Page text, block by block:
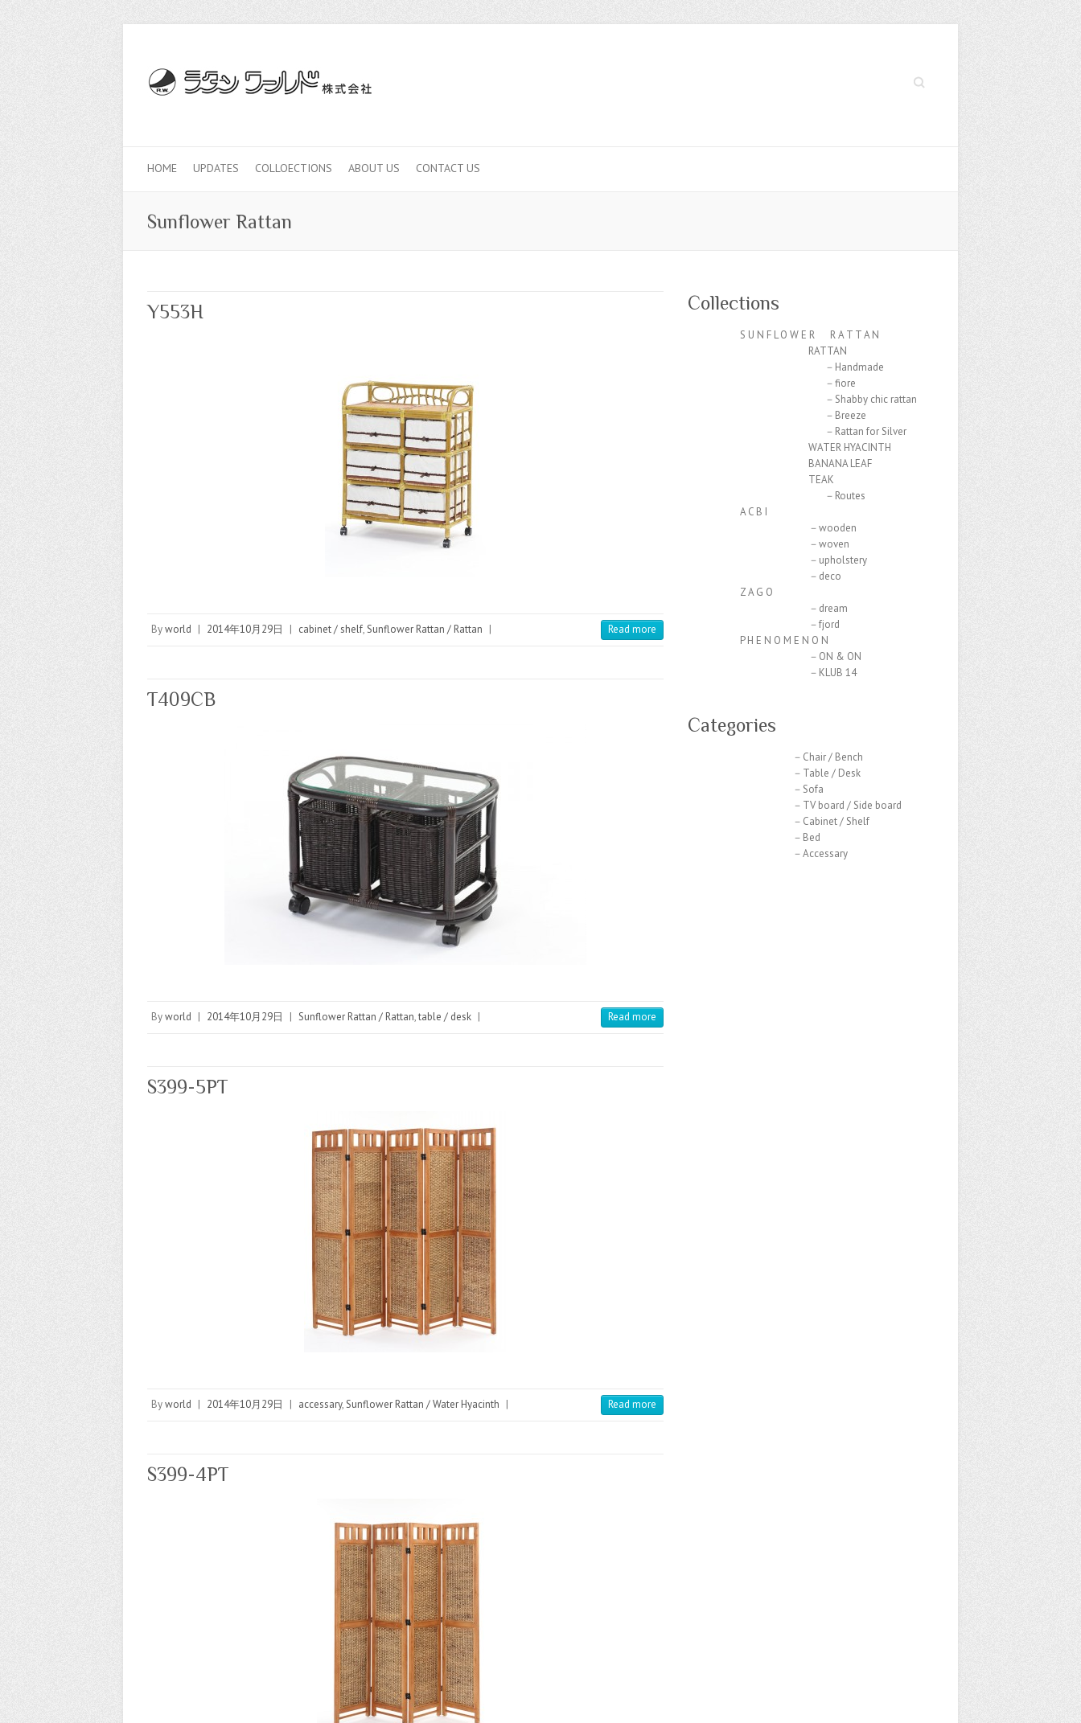
Search
HOME UPDATES COLLOECTIONS ABOUT US CONTACT US
Sunflower Rattan
Y553H
Byworld | 2014年10月29日 | cabinet / shelf,Sunflower Rattan / Rattan | Read more
T409CB
Byworld | 2014年10月29日 | Sunflower Rattan / Rattan,table / desk | Read more
S399-5PT
Byworld | 2014年10月29日 | accessary,Sunflower Rattan / Water Hyacinth | Read more
S399-4PT
Collections
S U N F L O W E R R A T T A N
RATTAN
－Handmade
－fiore
－Shabby chic rattan
－Breeze
－Rattan for Silver
WATER HYACINTH
BANANA LEAF
TEAK
－Routes
A C B I
－wooden
－woven
－upholstery
－deco
Z A G O
－dream
－fjord
P H E N O M E N O N
－ON & ON
－KLUB 14
Categories
－Chair / Bench
－Table / Desk
－Sofa
－TV board / Side board
－Cabinet / Shelf
－Bed
－Accessary